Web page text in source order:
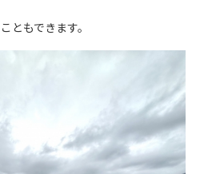
ともできます。